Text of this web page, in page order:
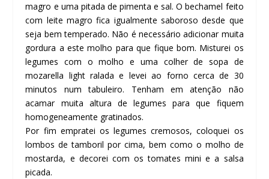
magro e uma pitada de pimenta e sal. O bechamel feito
com leite magro fica igualmente saboroso desde que
seja bem temperado. Não é necessário adicionar muita
gordura a este molho para que fique bom. Misturei os
legumes com o molho e uma colher de sopa de
mozarella lightralada e levei ao forno cerca de 30
minutos num tabuleiro. Tenham em atenção não
acamar muita altura de legumes para que fiquem
homogeneamente gratinados.
Por fim empratei os legumes cremosos, coloquei os
lombos de tamboril por cima, bem como o molho de
mostarda, e decorei com os tomates mini e a salsa
picada.